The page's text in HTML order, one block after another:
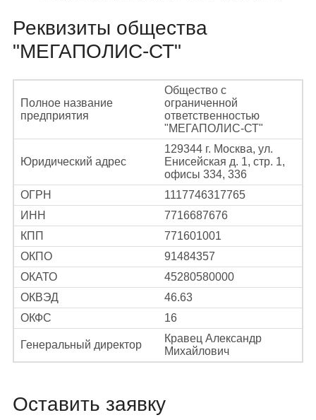
Реквизиты общества
"МЕГАПОЛИС-СТ"
Полное название
предприятия
Общество с
ограниченной
ответственностью
"МЕГАПОЛИС-СТ"
Юридический адрес
129344 г. Москва, ул.
Енисейская д. 1, стр. 1,
офисы 334, 336
ОГРН
1117746317765
ИНН
7716687676
КПП
771601001
ОКПО
91484357
ОКАТО
45280580000
ОКВЭД
46.63
ОКФС
16
Генеральный директор
Кравец Александр
Михайлович
Оставить заявку